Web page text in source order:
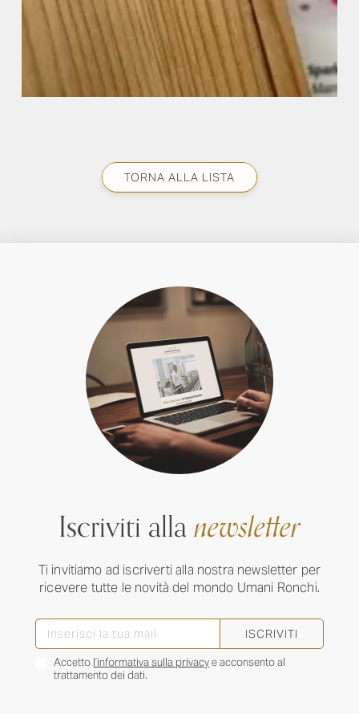
TORNA ALLA LISTA
Iscriviti allanewsletter
Ti invitiamo ad iscriverti alla nostra newsletter per
ricevere tutte le novità del mondo Umani Ronchi.
ISCRIVITI
Accetto l’informativa sulla privacye acconsento al
trattamento dei dati.